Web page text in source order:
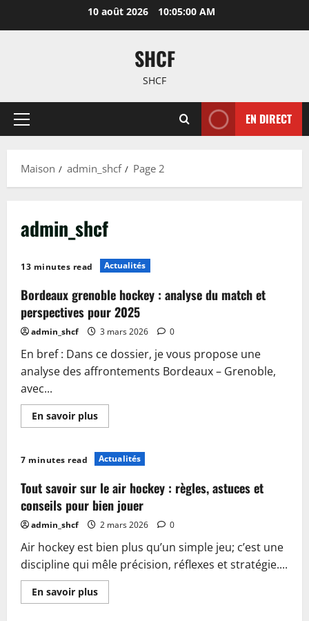
10 août 2026 10:05:00 AM
SHCF
SHCF
Menu
EN DIRECT
Maison admin_shcf Page 2
admin_shcf
13 minutes read Actualités
Bordeaux grenoble hockey : analyse du match et
perspectives pour 2025
admin_shcf 3 mars 2026 0
En bref : Dans ce dossier, je vous propose une
analyse des affrontements Bordeaux – Grenoble,
avec...
En savoir plusEn
savoir
Bordeaux
grenoble
analyse
du
match
et
perspectives
pour
2025
7 minutes read Actualités
Tout savoir sur le air hockey : règles, astuces et
conseils pour bien jouer
admin_shcf 2 mars 2026 0
Air hockey est bien plus qu’un simple jeu; c’est une
discipline qui mêle précision, réflexes et stratégie....
En savoir plusEn
savoir